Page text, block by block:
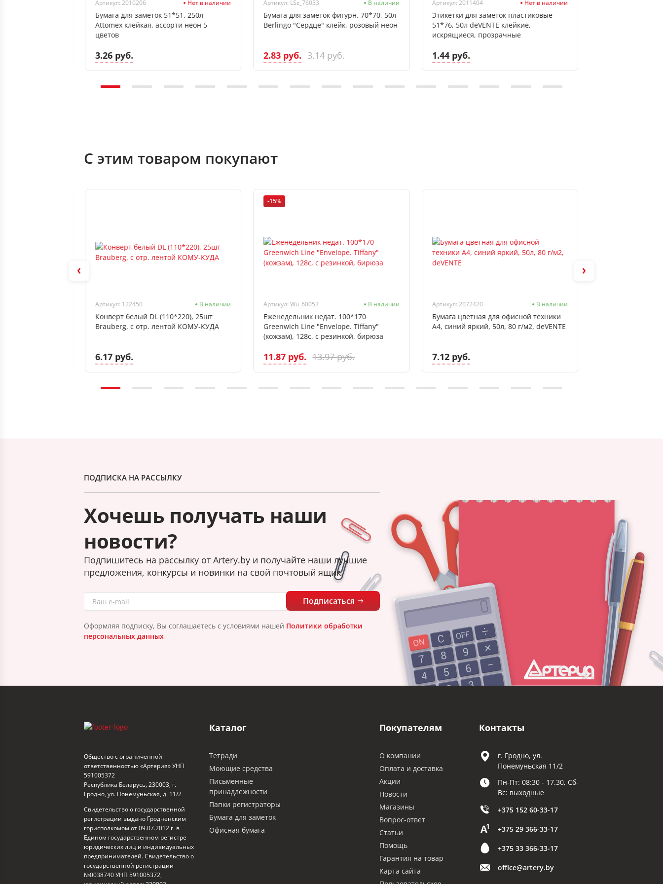
Артикул: 2010206 Нет в наличии
Бумага для заметок 51*51, 250л
Attomex клейкая, ассорти неон 5
цветов
3.26 руб.
Артикул: LSz_76033 В наличии
Бумага для заметок фигурн. 70*70, 50л
Berlingo "Сердце" клейк, розовый неон
2.83 руб. 3.14 руб.
Артикул: 2011404 Нет в наличии
Этикетки для заметок пластиковые
51*76, 50л deVENTE клейкие,
искрящиеся, прозрачные
1.44 руб.
С этим товаром покупают
Артикул: 122450 В наличии
Конверт белый DL (110*220), 25шт
Brauberg, с отр. лентой КОМУ-КУДА
6.17 руб.
-15%
Артикул: Wu_60053 В наличии
Еженедельник недат. 100*170
Greenwich Line "Envelope. Tiffany"
(кожзам), 128с, с резинкой, бирюза
11.87 руб. 13.97 руб.
Артикул: 2072420 В наличии
Бумага цветная для офисной техники
А4, синий яркий, 50л, 80 г/м2, deVENTE
7.12 руб.
ПОДПИСКА НА РАССЫЛКУ
Хочешь получать наши
новости?
Подпишитесь на рассылку от Artery.by и получайте наши лучшие
предложения, конкурсы и новинки на свой почтовый ящик.
Подписаться
Оформляя подписку, Вы соглашаетесь с условиями нашей Политики обработки
персональных данных
Общество с ограниченной
ответственностью «Артерия» УНП
591005372
Республика Беларусь, 230003, г.
Гродно, ул. Понемуньская, д. 11/2
Свидетельство о государственной
регистрации выдано Гродненским
горисполкомом от 09.07.2012 г. в
Едином государственном регистре
юридических лиц и индивидуальных
предпринимателей. Свидетельство о
государственной регистрации
№0038740 УНП 591005372,
Каталог
Тетради
Моющие средства
Письменные
принадлежности
Папки регистраторы
Бумага для заметок
Офисная бумага
Покупателям
О компании
Оплата и доставка
Акции
Новости
Магазины
Вопрос-ответ
Статьи
Помощь
Гарантия на товар
Карта сайта
Контакты
г. Гродно, ул.
Понемуньская 11/2
Пн-Пт: 08:30 - 17.30, Сб-
Вс: выходные
+375 152 60-33-17
+375 29 366-33-17
+375 33 366-33-17
office@artery.by